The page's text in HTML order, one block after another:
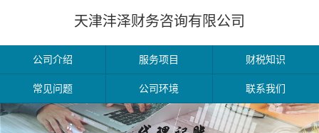
天津沣泽财务咨询有限公司
公司介绍 服务项目 财税知识
常见问题 公司环境 联系我们